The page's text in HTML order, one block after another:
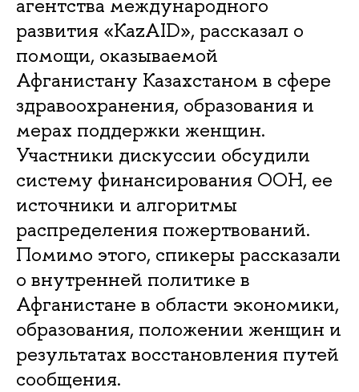
агентства международного
развития «KazAID», рассказал о
помощи, оказываемой
Афганистану Казахстаном в сфере
здравоохранения, образования и
мерах поддержки женщин.
Участники дискуссии обсудили
систему финансирования ООН, ее
источники и алгоритмы
распределения пожертвований.
Помимо этого, спикеры рассказали
о внутренней политике в
Афганистане в области экономики,
образования, положении женщин и
результатах восстановления путей
сообщения.